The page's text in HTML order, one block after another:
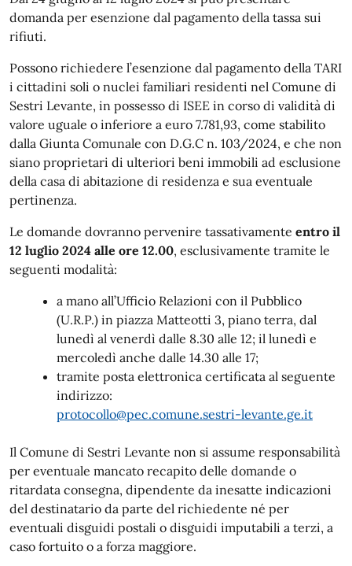
domanda per esenzione dal pagamento della tassa sui
rifiuti.
Possono richiedere l’esenzione dal pagamento della TARI
i cittadini soli o nuclei familiari residenti nel Comune di
Sestri Levante, in possesso di ISEE in corso di validità di
valore uguale o inferiore a euro 7.781,93, come stabilito
dalla Giunta Comunale con D.G.C n. 103/2024, e che non
siano proprietari di ulteriori beni immobili ad esclusione
della casa di abitazione di residenza e sua eventuale
pertinenza.
Le domande dovranno pervenire tassativamente entro il
12 luglio 2024 alle ore 12.00, esclusivamente tramite le
seguenti modalità:
a mano all’Ufficio Relazioni con il Pubblico
(U.R.P.) in piazza Matteotti 3, piano terra, dal
lunedì al venerdì dalle 8.30 alle 12; il lunedì e
mercoledì anche dalle 14.30 alle 17;
tramite posta elettronica certificata al seguente
indirizzo:
protocollo@pec.comune.sestri-levante.ge.it
Il Comune di Sestri Levante non si assume responsabilità
per eventuale mancato recapito delle domande o
ritardata consegna, dipendente da inesatte indicazioni
del destinatario da parte del richiedente né per
eventuali disguidi postali o disguidi imputabili a terzi, a
caso fortuito o a forza maggiore.